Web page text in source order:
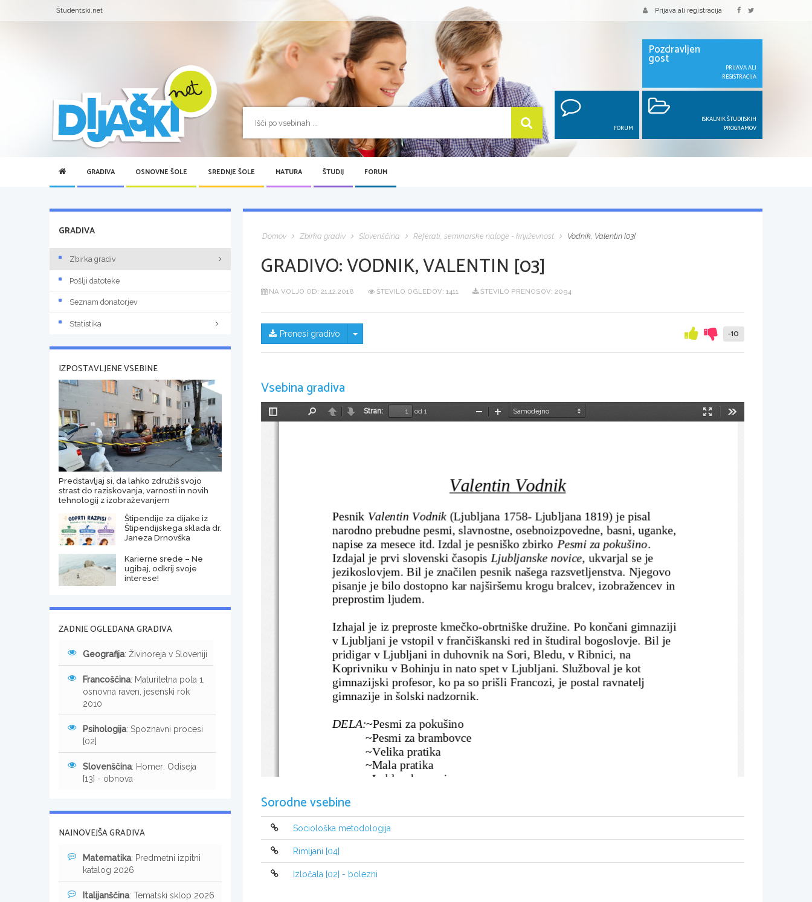
Študentski.net Prijava ali registracija
Pozdravljen
gost
PRIJAVA ALI
REGISTRACIJA
FORUM
ISKALNIK ŠTUDIJSKIH
PROGRAMOV
GRADIVA OSNOVNE ŠOLE SREDNJE ŠOLE MATURA ŠTUDIJ FORUM
Domov Zbirka gradiv Slovenščina Referati, seminarske naloge - književnost Vodnik, Valentin [03]
GRADIVO:VODNIK, VALENTIN [03]
NA VOLJO OD: 21.12.2018 ŠTEVILO OGLEDOV: 1411 ŠTEVILO PRENOSOV: 2094
Prenesi gradivo Skrij/prikaži meni -10
Vsebina gradiva
Preklopi
NazajNaprej
Stran:
od 1
Način
PomanjšajPovečaj
Valentin Vodnik
Pesnik Valentin Vodnik (Ljubljana 1758- Ljubljana 1819) je pisal
narodno prebudne pesmi, slavnostne, osebnoizpovedne, basni, uganke,
napise za mesece itd. Izdal je pesniško zbirko Pesmi za pokušino
Izdajal je prvi slovenski časopis Ljubljanske novice, ukvarjal se je
jezikoslovjem. Bil je značilen pesnik našega razsvetljenstva. Njegovo
pisanje je bilo dostopno kar najširšemu krogu bralcev, izobražencev in
preprostim ljudem.
Izhajal je iz preproste kmečko-obrtniške družine. Po končani gimnaziji
v Ljubljani je vstopil v frančiškanski red in študiral bogoslovje. Bil je
pridigar v Ljubljani in duhovnik na Sori, Bledu, v Ribnici, na
Koprivniku v Bohinju in nato spet v Ljubljani. Služboval je kot
gimnazijski profesor, ko pa so prišli Francozi, je postal ravnatelj
gimnazije in šolski nadzornik.
DELA:~Pesmi za pokušino
  ~Pesmi za brambovce
  ~Velika pratika
  ~Mala pratika
  ~Lublanske novice
  ~Zadovoljni kranjc
  ~Moj spominik
Sorodne vsebine
Sociološka metodologija
Rimljani [04]
Izločala [02] - bolezni
GRADIVA
Zbirka gradiv
Pošlji datoteke
Seznam donatorjev
Statistika
IZPOSTAVLJENE VSEBINE
Predstavljaj si, da lahko združiš svojo
strast do raziskovanja, varnosti in novih
tehnologij z izobraževanjem
Štipendije za dijake iz
Štipendijskega sklada dr.
Janeza Drnovška
Karierne srede – Ne
ugibaj, odkrij svoje
interese!
ZADNJE OGLEDANA GRADIVA
Geografija: Živinoreja v Sloveniji
Francoščina: Maturitetna pola 1,
osnovna raven, jesenski rok
2010
Psihologija: Spoznavni procesi
[02]
Slovenščina: Homer: Odiseja
[13] - obnova
NAJNOVEJŠA GRADIVA
Matematika: Predmetni izpitni
katalog 2026
Italijanščina: Tematski sklop 2026